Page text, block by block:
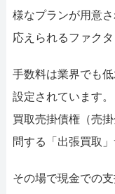
様なプランが用意
応えられるファクタ
手数料は業界でも
設定されています
買取売掛債権（売
問する「出張買取
その場で現金での